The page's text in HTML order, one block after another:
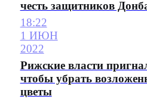
честь защитников
18:22
1 ИЮН
2022
Рижские власти
чтобы убрать
цветы